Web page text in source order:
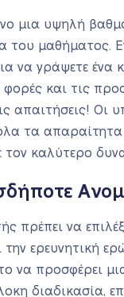
μια υψηλή
μαθήματος.
να γράψετε
και τις
απαιτήσεις! Οι
τα
τον καλύτερο
πρέπει να
την
να προσφέρει
διαδικασία,